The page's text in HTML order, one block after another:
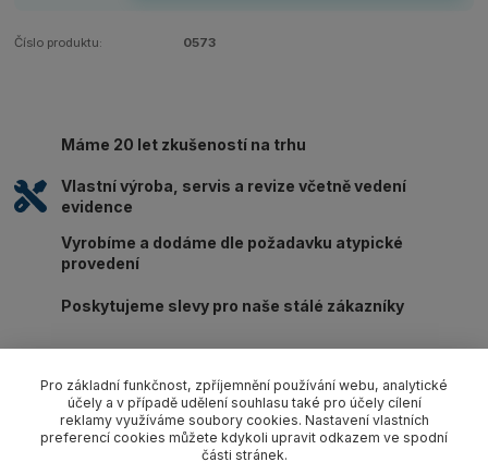
Číslo produktu: 0573
Máme 20 let zkušeností na trhu
Vlastní výroba, servis a revize včetně vedení
evidence
Vyrobíme a dodáme dle požadavku atypické
provedení
Poskytujeme slevy pro naše stálé zákazníky
Kompletní specifikace
Pro základní funkčnost, zpříjemnění používání webu, analytické
účely a v případě udělení souhlasu také pro účely cílení
reklamy využíváme soubory cookies. Nastavení vlastních
preferencí cookies můžete kdykoli upravit odkazem ve spodní
části stránek.